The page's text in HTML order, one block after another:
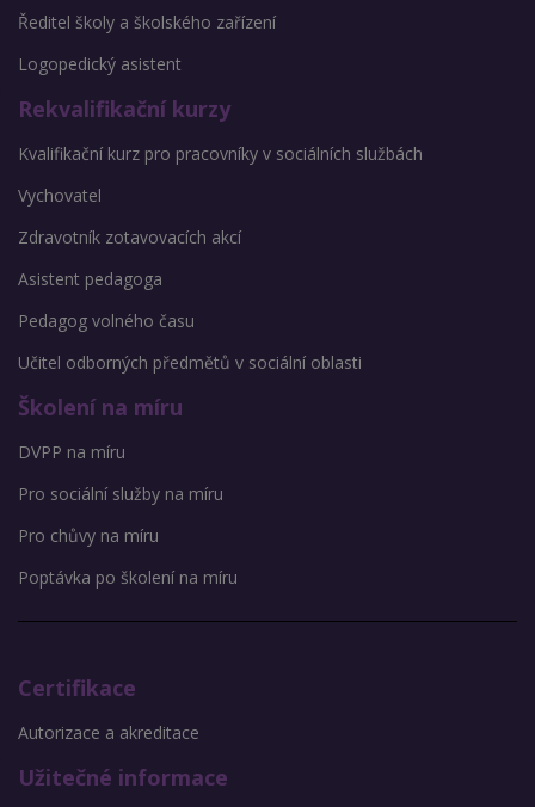
Ředitel školy a školského zařízení
Logopedický asistent
Rekvalifikační kurzy
Kvalifikační kurz pro pracovníky v sociálních službách
Vychovatel
Zdravotník zotavovacích akcí
Asistent pedagoga
Pedagog volného času
Učitel odborných předmětů v sociální oblasti
Školení na míru
DVPP na míru
Pro sociální služby na míru
Pro chůvy na míru
Poptávka po školení na míru
Certifikace
Autorizace a akreditace
Užitečné informace